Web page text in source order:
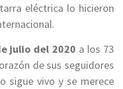
eléctrica lo hicieron
julio del 2020 a los 73
de sus seguidores
sigue vivo y se merece